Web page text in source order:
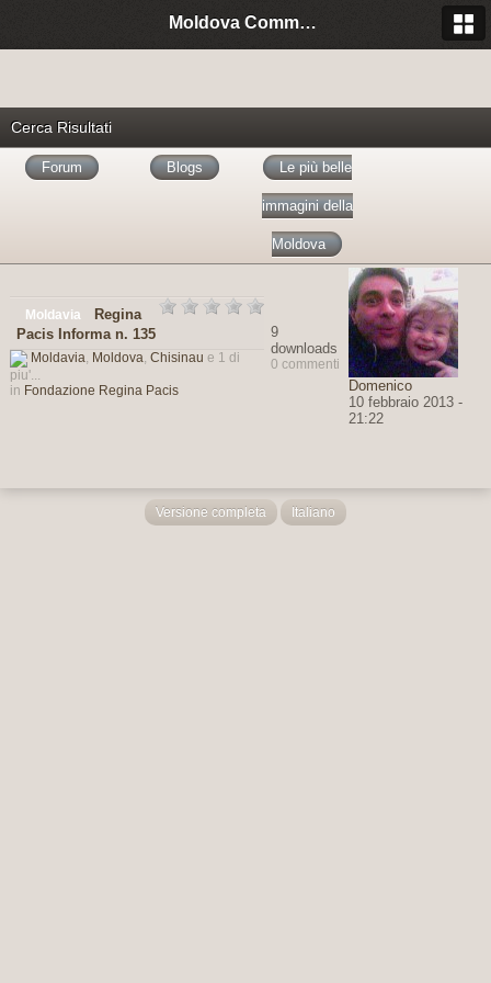
Moldova Community Italia
Cerca Risultati
Forum Blogs Le più belle
immagini della
Moldova
Moldavia
Regina
Pacis Informa n. 135
Moldavia Moldova Chisinau e 1 di
piu'...
in Fondazione Regina Pacis
9
downloads
0 commenti
Domenico
10 febbraio 2013 -
21:22
Versione completa Italiano